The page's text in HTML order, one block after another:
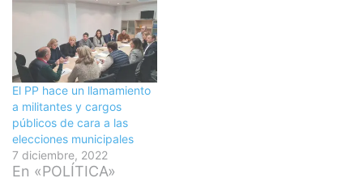
El PP hace un llamamiento
a militantes y cargos
públicos de cara a las
elecciones municipales
7 diciembre, 2022
En «POLÍTICA»